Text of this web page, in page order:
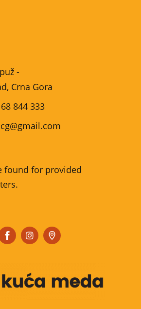
-
Crna Gora
844 333
found for provided